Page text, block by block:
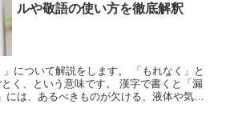
ルや敬語の使い方を徹底解釈
について解説をします。 「もれなく」と
く、という意味です。 漢字で書くと「漏
には、あるべきものが欠ける、液体や気体